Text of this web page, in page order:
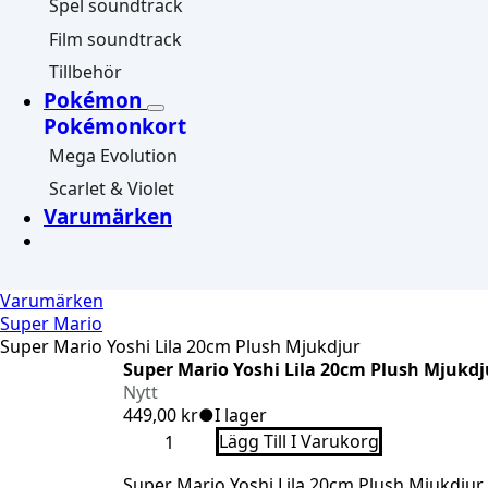
Spel soundtrack
Film soundtrack
Tillbehör
Pokémon
Pokémonkort
Mega Evolution
Scarlet & Violet
Varumärken
Varumärken
Super Mario
Super Mario Yoshi Lila 20cm Plush Mjukdjur
Super Mario Yoshi Lila 20cm Plush
Nytt
449,00 kr●I lager
Super
Mario
Lägg Till I Varukorg